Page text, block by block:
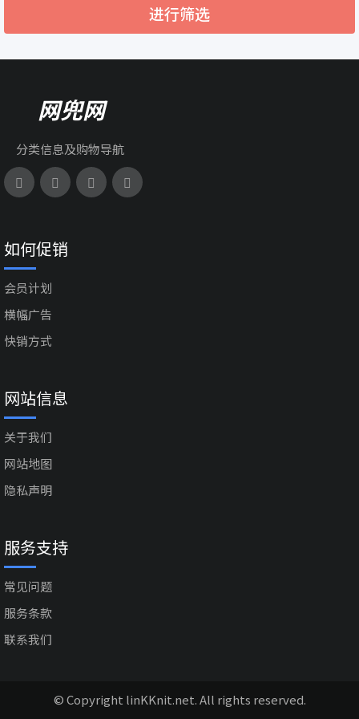
进行筛选
网兜网
分类信息及购物导航
如何促销
会员计划
横幅广告
快销方式
网站信息
关于我们
网站地图
隐私声明
服务支持
常见问题
服务条款
联系我们
© Copyright linKKnit.net. All rights reserved.